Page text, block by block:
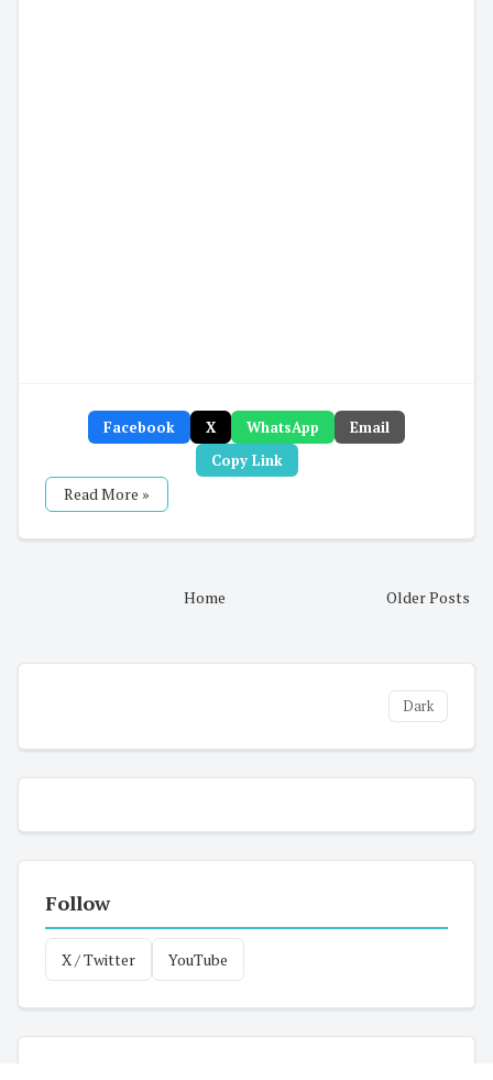
Facebook X WhatsApp
Email
Copy Link
Read More »
Older Posts
Home
Dark
Follow
X / Twitter YouTube